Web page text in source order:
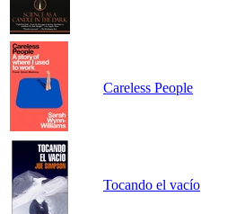
Careless People
Tocando el vacío